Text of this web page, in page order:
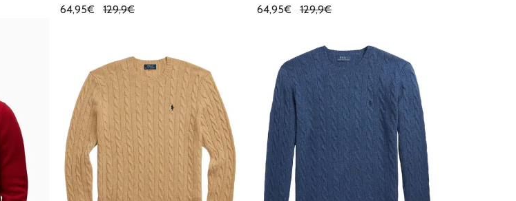
64,95€ 129,9€ 64,95€ 129,9€